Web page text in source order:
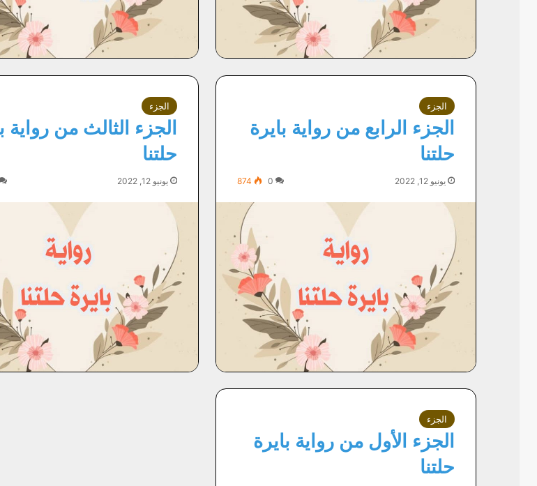
الجزء
الجزء الرابع من رواية بايرة
حلتنا
يونيو 12, 2022 0
874
الجزء
الجزء الثالث من رواية
حلتنا
يونيو 12, 2022
الجزء
الجزء الأول من رواية بايرة
حلتنا